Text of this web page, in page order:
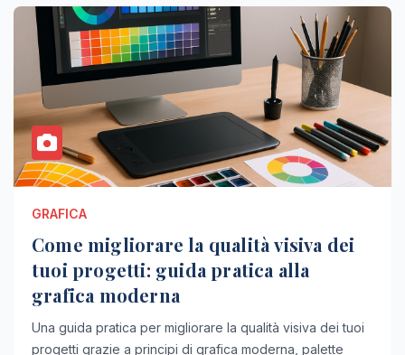
GRAFICA
Come migliorare la qualità visiva dei
tuoi progetti: guida pratica alla
grafica moderna
Una guida pratica per migliorare la qualità visiva dei tuoi
progetti grazie a principi di grafica moderna, palette